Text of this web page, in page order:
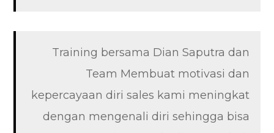
Training bersama Dian Saputra dan
Team Membuat motivasi dan
kepercayaan diri sales kami meningkat
dengan mengenali diri sehingga bisa